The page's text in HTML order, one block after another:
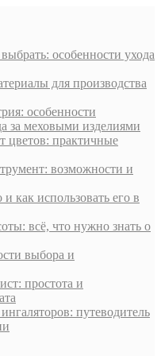
особенности ухода
для производства
особенности
за меховыми изделиями
цветов: практичные
возможности и
как использовать его в
всё, что нужно знать о
выбора и
простота и
путеводитель